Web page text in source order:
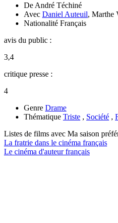
De André Téchiné
Avec Daniel Auteuil, Marthe
Nationalité Français
avis du public :
3,4
critique presse :
4
Genre Drame
Thématique Triste , Société ,
Listes de films avec Ma saison
La fratrie dans le cinéma français
Le cinéma d'auteur français